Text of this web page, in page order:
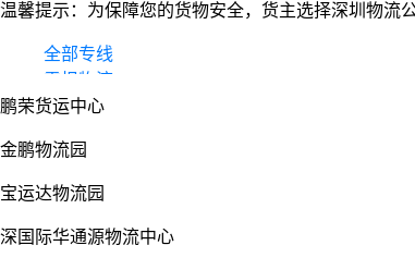
温馨提示：为保障您的货物安全，货主选择深圳物流
全部专线
零担物流
整车货运
鹏荣货运中心
金鹏物流园
宝运达物流园
深国际华通源物流中心